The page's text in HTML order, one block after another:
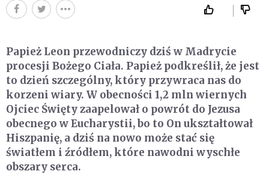
Papież Leon przewodniczy dziś w Madrycie
procesji Bożego Ciała. Papież podkreślił, że jest
to dzień szczególny, który przywraca nas do
korzeni wiary. W obecności 1,2 mln wiernych
Ojciec Święty zaapelował o powrót do Jezusa
obecnego w Eucharystii, bo to On ukształtował
Hiszpanię, a dziś na nowo może stać się
światłem i źródłem, które nawodni wyschłe
obszary serca.